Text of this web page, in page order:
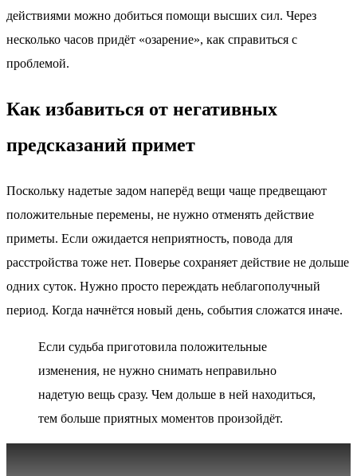
действиями можно добиться помощи высших сил. Через
несколько часов придёт «озарение», как справиться с
проблемой.
Как избавиться от негативных
предсказаний примет
Поскольку надетые задом наперёд вещи чаще предвещают
положительные перемены, не нужно отменять действие
приметы. Если ожидается неприятность, повода для
расстройства тоже нет. Поверье сохраняет действие не дольше
одних суток. Нужно просто переждать неблагополучный
период. Когда начнётся новый день, события сложатся иначе.
Если судьба приготовила положительные
изменения, не нужно снимать неправильно
надетую вещь сразу. Чем дольше в ней находиться,
тем больше приятных моментов произойдёт.